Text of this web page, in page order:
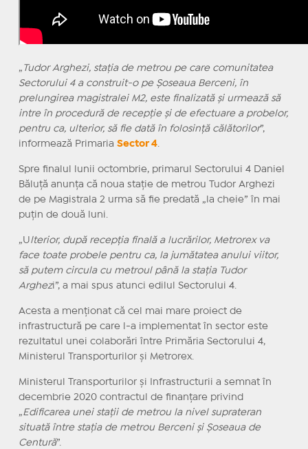
„ Tudor Arghezi, stația de metrou pe care comunitatea
Sectorului 4 a construit-o pe Șoseaua Berceni, în
prelungirea magistralei M2, este finalizată și urmează să
intre în procedură de recepție și de efectuare a probelor,
pentru ca, ulterior, să fie dată în folosință călătorilor”,
informează Primaria Sector 4.
Spre finalul lunii octombrie, primarul Sectorului 4 Daniel
Băluță anunța că noua stație de metrou Tudor Arghezi
de pe Magistrala 2 urma să fie predată „la cheie” în mai
puțin de două luni.
„Ulterior, după recepția finală a lucrărilor, Metrorex va
face toate probele pentru ca, la jumătatea anului viitor,
să putem circula cu metroul până la stația Tudor
Arghezi”, a mai spus atunci edilul Sectorului 4.
Acesta a menționat că cel mai mare proiect de
infrastructură pe care l-a implementat în sector este
rezultatul unei colaborări între Primăria Sectorului 4,
Ministerul Transporturilor și Metrorex.
Ministerul Transporturilor și Infrastructurii a semnat în
decembrie 2020 contractul de finanțare privind
„Edificarea unei stații de metrou la nivel suprateran
situată între stația de metrou Berceni și Șoseaua de
Centură”.